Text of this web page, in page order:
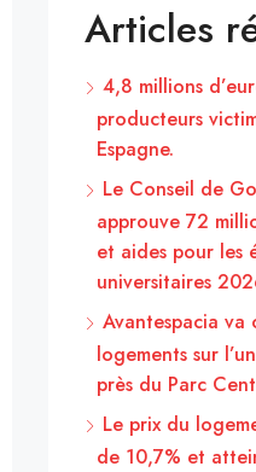
Articles
4,8 millions
producteurs
Espagne.
Le Conseil de
approuve 72
et aides pour les
universitaires
Avantespacia va
logements sur
près du Parc
Le prix du
de 10,7% et